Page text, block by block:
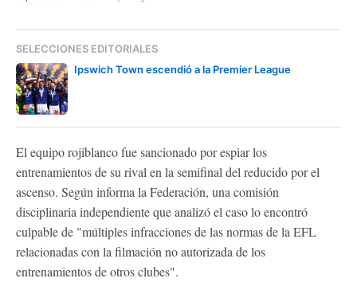
SELECCIONES EDITORIALES
Ipswich Town escendió a la Premier League
El equipo rojiblanco fue sancionado por espiar los
entrenamientos de su rival en la semifinal del reducido por el
ascenso. Según informa la Federación, una comisión
disciplinaria independiente que analizó el caso lo encontró
culpable de "múltiples infracciones de las normas de la EFL
relacionadas con la filmación no autorizada de los
entrenamientos de otros clubes".